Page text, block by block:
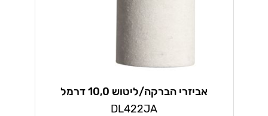
אביזרי הברקה/ליטוש 10,0 דרמל
DL422JA